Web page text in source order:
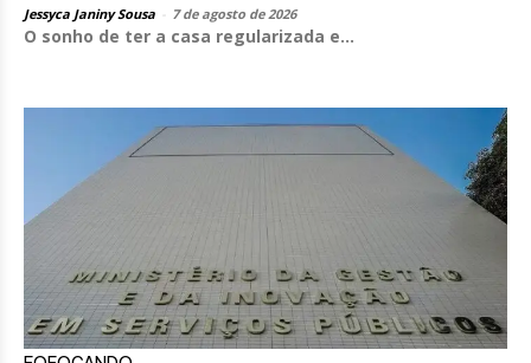
Jessyca Janiny Sousa 7 de agosto de 2026
O sonho de ter a casa regularizada e...